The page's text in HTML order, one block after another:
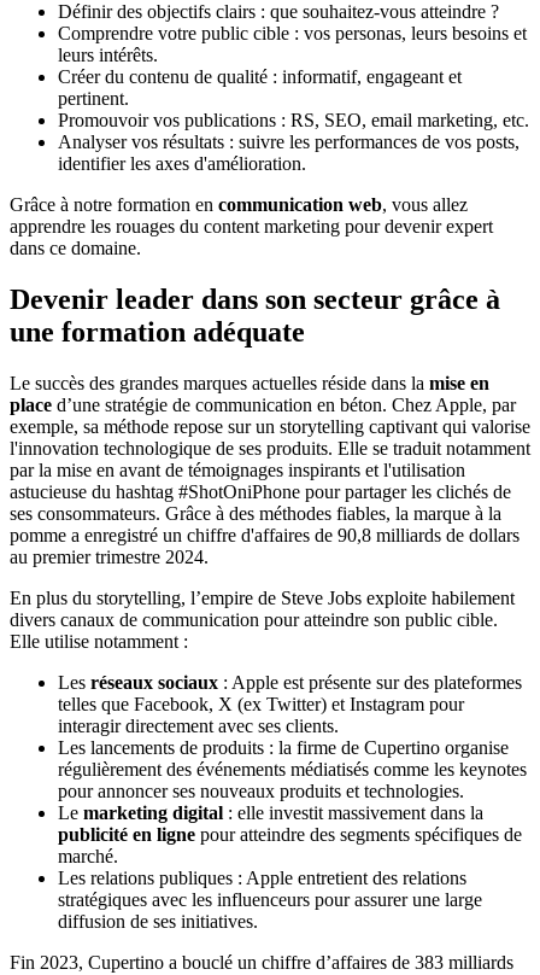
Définir des objectifs clairs : que souhaitez-vous atteindre ?
Comprendre votre public cible : vos personas, leurs besoins et
leurs intérêts.
Créer du contenu de qualité : informatif, engageant et
pertinent.
Promouvoir vos publications : RS, SEO, email marketing, etc.
Analyser vos résultats : suivre les performances de vos posts,
identifier les axes d'amélioration.
Grâce à notre formation en communication web, vous allez
apprendre les rouages du content marketing pour devenir expert
dans ce domaine.
Devenir leader dans son secteur grâce à
une formation adéquate
Le succès des grandes marques actuelles réside dans la mise en
place d’une stratégie de communication en béton. Chez Apple, par
exemple, sa méthode repose sur un storytelling captivant qui valorise
l'innovation technologique de ses produits. Elle se traduit notamment
par la mise en avant de témoignages inspirants et l'utilisation
astucieuse du hashtag #ShotOniPhone pour partager les clichés de
ses consommateurs. Grâce à des méthodes fiables, la marque à la
pomme a enregistré un chiffre d'affaires de 90,8 milliards de dollars
au premier trimestre 2024.
En plus du storytelling, l’empire de Steve Jobs exploite habilement
divers canaux de communication pour atteindre son public cible.
Elle utilise notamment :
Les réseaux sociaux : Apple est présente sur des plateformes
telles que Facebook, X (ex Twitter) et Instagram pour
interagir directement avec ses clients.
Les lancements de produits : la firme de Cupertino organise
régulièrement des événements médiatisés comme les keynotes
pour annoncer ses nouveaux produits et technologies.
Le marketing digital : elle investit massivement dans la
publicité en ligne pour atteindre des segments spécifiques de
marché.
Les relations publiques : Apple entretient des relations
stratégiques avec les influenceurs pour assurer une large
diffusion de ses initiatives.
Fin 2023, Cupertino a bouclé un chiffre d’affaires de 383 milliards